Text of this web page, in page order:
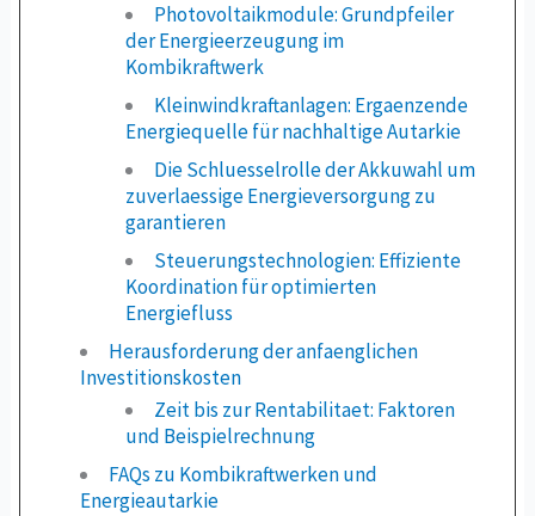
Photovoltaikmodule: Grundpfeiler
der Energieerzeugung im
Kombikraftwerk
Kleinwindkraftanlagen: Ergaenzende
Energiequelle für nachhaltige Autarkie
Die Schluesselrolle der Akkuwahl um
zuverlaessige Energieversorgung zu
garantieren
Steuerungstechnologien: Effiziente
Koordination für optimierten
Energiefluss
Herausforderung der anfaenglichen
Investitionskosten
Zeit bis zur Rentabilitaet: Faktoren
und Beispielrechnung
FAQs zu Kombikraftwerken und
Energieautarkie